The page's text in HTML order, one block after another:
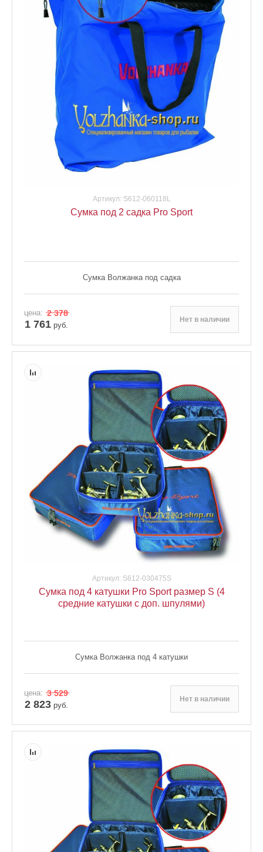
Артикул: S612-060118L
Сумка под 2 садка Pro Sport
Сумка Волжанка под садка
цена: 2 378
1 761руб.
Нет в наличии
Артикул: S612-030475S
Сумка под 4 катушки Pro Sport размер S (4
средние катушки с доп. шпулями)
Сумка Волжанка под 4 катушки
цена: 3 529
2 823руб.
Нет в наличии